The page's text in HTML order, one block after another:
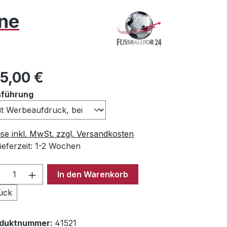
Preis:
€
auswählen
inkl. MwSt. zzgl. Versandkosten
1-2 Wochen
Anzahl: Gib den gewünschten
In den Warenkorb
41521